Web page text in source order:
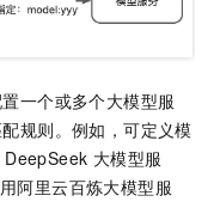
一个或多个大模型服
规则。例如，可定义模
大模型服
阿里云百炼大模型服